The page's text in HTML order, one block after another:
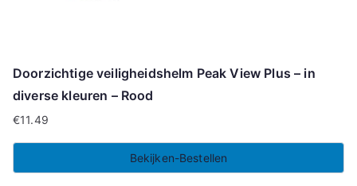
Doorzichtige veiligheidshelm Peak View Plus – in
diverse kleuren – Rood
€11.49
Bekijken-Bestellen